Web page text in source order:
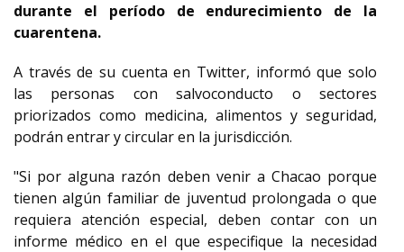
durante el período de endurecimiento de la
cuarentena.
A través de su cuenta en Twitter, informó que solo
las personas con salvoconducto o sectores
priorizados como medicina, alimentos y seguridad,
podrán entrar y circular en la jurisdicción.
"Si por alguna razón deben venir a Chacao porque
tienen algún familiar de juventud prolongada o que
requiera atención especial, deben contar con un
informe médico en el que especifique la necesidad